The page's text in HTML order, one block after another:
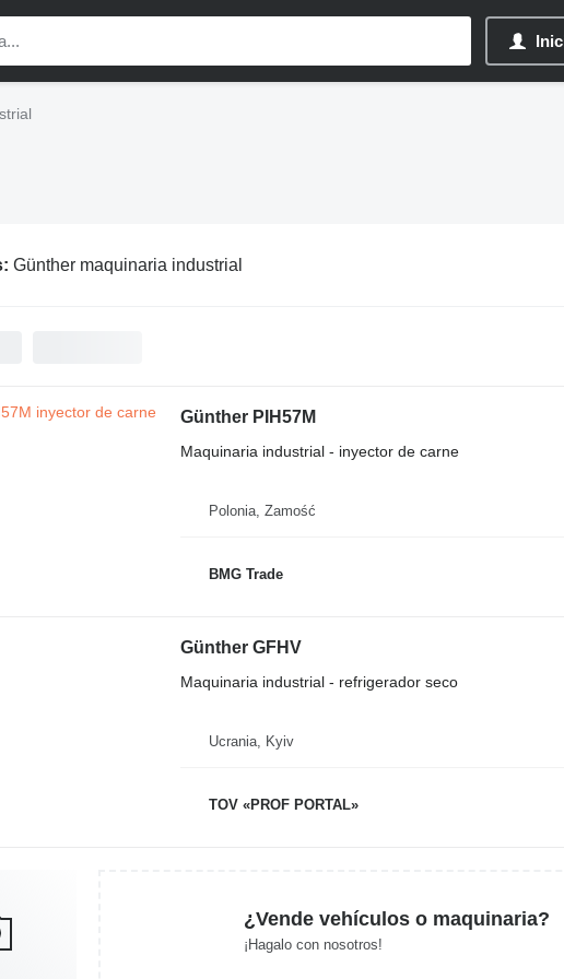
Günther maquinaria industrial
Günther PIH57M
Maquinaria industrial - inyector de carne
Polonia, Zamość
BMG Trade
Günther GFHV
Maquinaria industrial - refrigerador seco
Ucrania, Kyiv
TOV «PROF PORTAL»
¿Vende vehículos o maquinaria?
¡Hagalo con nosotros!